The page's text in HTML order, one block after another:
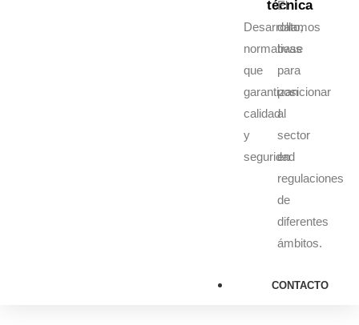
técnica
Desarrollamos
normativas
que
garantizan
calidad
y
seguridad
El
dato,
base
para
posicionar
al
sector
en
regulaciones
de
diferentes
ámbitos.
CONTACTO